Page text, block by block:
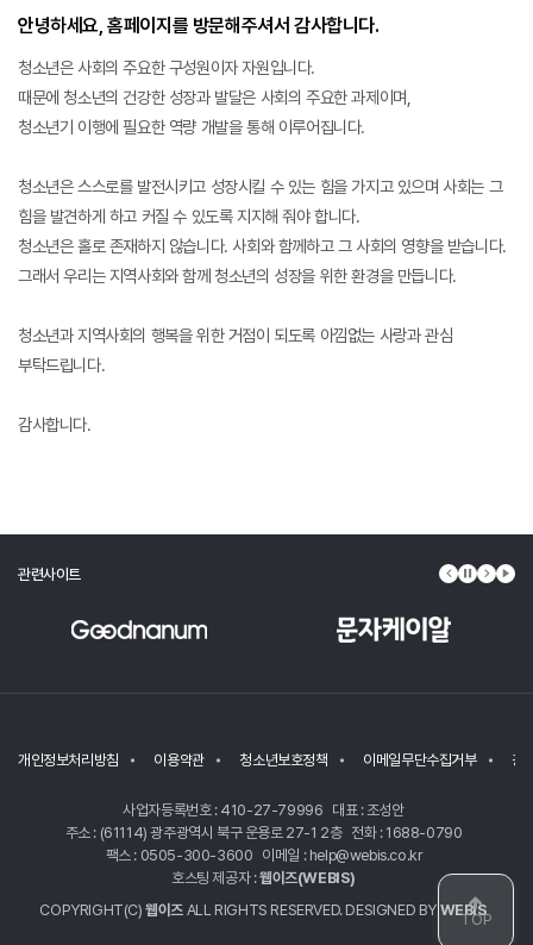
안녕하세요, 홈페이지를 방문해주셔서 감사합니다.
청소년은 사회의 주요한 구성원이자 자원입니다.
때문에 청소년의 건강한 성장과 발달은 사회의 주요한 과제이며,
청소년기 이행에 필요한 역량 개발을 통해 이루어집니다.
청소년은 스스로를 발전시키고 성장시킬 수 있는 힘을 가지고 있으며 사회는 그
힘을 발견하게 하고 커질 수 있도록 지지해 줘야 합니다.
청소년은 홀로 존재하지 않습니다. 사회와 함께하고 그 사회의 영향을 받습니다.
그래서 우리는 지역사회와 함께 청소년의 성장을 위한 환경을 만듭니다.
청소년과 지역사회의 행복을 위한 거점이 되도록 아낌없는 사랑과 관심
부탁드립니다.
감사합니다.
관련사이트 이전 배너
배너 정지
다음 배
배
개인정보처리방침 이용약관 청소년보호정책 이메일무단수집거부 광
사업자등록번호 : 410-27-79996 대표 : 조성안
주소 : (61114) 광주광역시 북구 운용로 27-1 2층 전화 : 1688-0790
팩스 : 0505-300-3600 이메일 : help@webis.co.kr
호스팅 제공자 :웹이즈(WEBIS)
COPYRIGHT(C)웹이즈 ALL RIGHTS RESERVED. DESIGNED BY WEBIS
TOP